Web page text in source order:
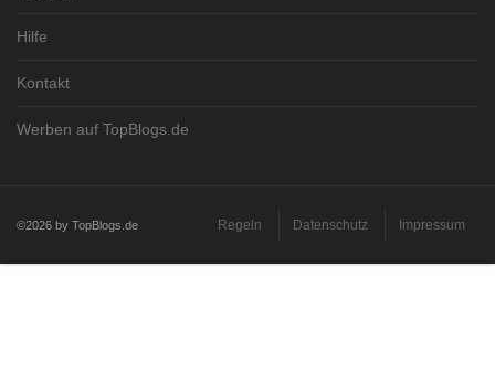
Hilfe
Kontakt
Werben auf TopBlogs.de
©2026 by TopBlogs.de Regeln Datenschutz Impressum